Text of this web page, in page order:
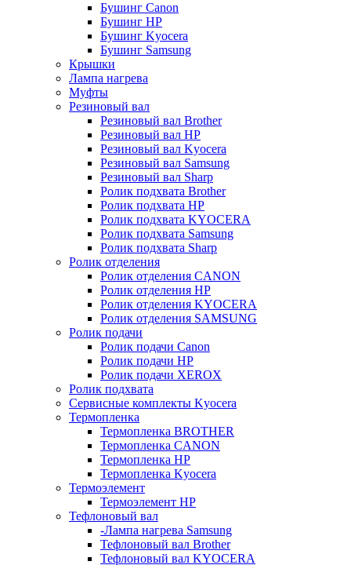
Бушинг Canon
Бушинг HP
Бушинг Kyocera
Бушинг Samsung
Крышки
Лампа нагрева
Муфты
Резиновый вал
Резиновый вал Brother
Резиновый вал HP
Резиновый вал Kyocera
Резиновый вал Samsung
Резиновый вал Sharp
Ролик подхвата Brother
Ролик подхвата HP
Ролик подхвата KYOCERA
Ролик подхвата Samsung
Ролик подхвата Sharp
Ролик отделения
Ролик отделения CANON
Ролик отделения HP
Ролик отделения KYOCERA
Ролик отделения SAMSUNG
Ролик подачи
Ролик подачи Canon
Ролик подачи HP
Ролик подачи XEROX
Ролик подхвата
Сервисные комплекты Kyocera
Термопленка
Термопленка BROTHER
Термопленка CANON
Термопленка HP
Термопленка Kyocera
Термоэлемент
Термоэлемент НР
Тефлоновый вал
-Лампа нагрева Samsung
Тефлоновый вал Brother
Тефлоновый вал KYOCERA